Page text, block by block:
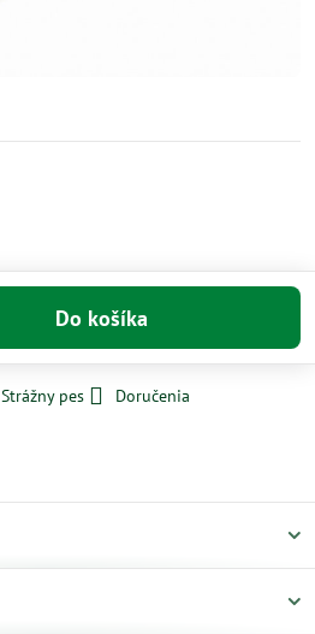
Do košíka
Strážny pes
Doručenia